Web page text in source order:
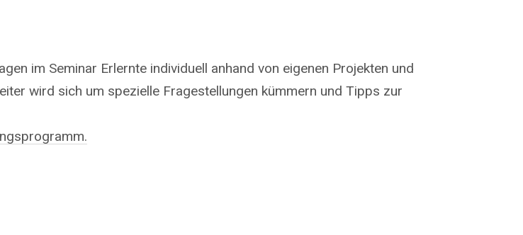
im Seminar Erlernte individuell anhand von eigenen Projekten und
wird sich um spezielle Fragestellungen kümmern und Tipps zur